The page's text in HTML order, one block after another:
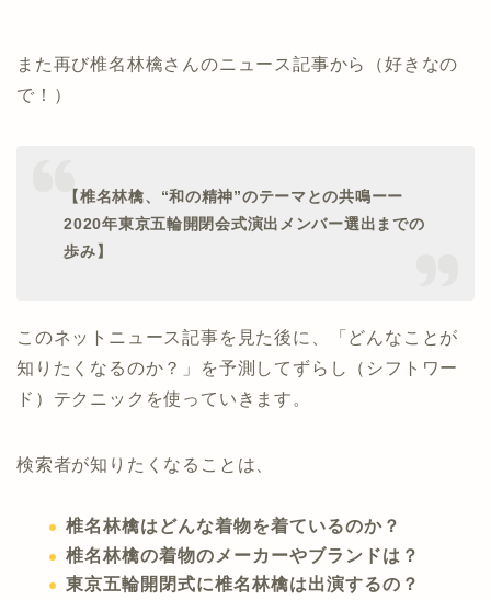
また再び椎名林檎さんのニュース記事から（好きなの
で！）
【椎名林檎、“和の精神”のテーマとの共鳴ーー
2020年東京五輪開閉会式演出メンバー選出までの
歩み】
このネットニュース記事を見た後に、「どんなことが
知りたくなるのか？」を予測してずらし（シフトワー
ド）テクニックを使っていきます。
検索者が知りたくなることは、
椎名林檎はどんな着物を着ているのか？
椎名林檎の着物のメーカーやブランドは？
東京五輪開閉式に椎名林檎は出演するの？